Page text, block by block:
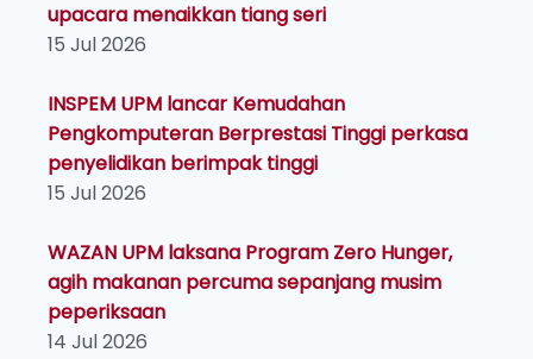
upacara menaikkan tiang seri
15 Jul 2026
INSPEM UPM lancar Kemudahan
Pengkomputeran Berprestasi Tinggi perkasa
penyelidikan berimpak tinggi
15 Jul 2026
WAZAN UPM laksana Program Zero Hunger,
agih makanan percuma sepanjang musim
peperiksaan
14 Jul 2026